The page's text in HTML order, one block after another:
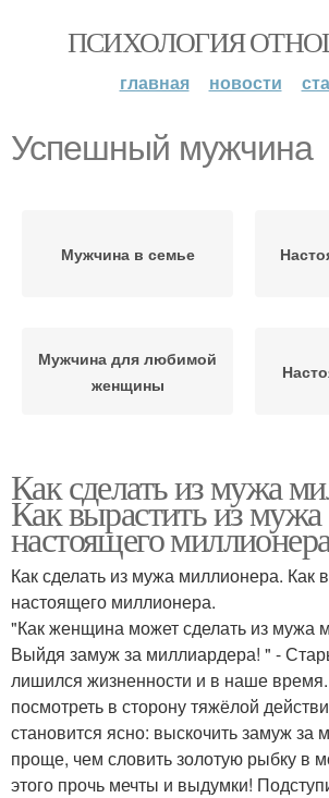
ПСИХОЛОГИЯ
главная новости
Успешный мужчина
Мужчина в семье
Мужчина для любимой
женщины
Женщина на мужчину
Как сделать из мужа
Как вырастить из мужа
настоящего
Как сделать из мужа миллионера. Как
настоящего миллионера.
"Как женщина может сделать из мужа
Выйдя замуж за миллиардера! " -
лишился жизненности и в наше
посмотреть в сторону тяжёлой
становится ясно: выскочить замуж за
проще, чем словить золотую рыбку в
этого прочь мечты и выдумки!